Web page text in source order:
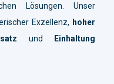
Lösungen. Unser
Exzellenz, hoher
und
Einhaltung